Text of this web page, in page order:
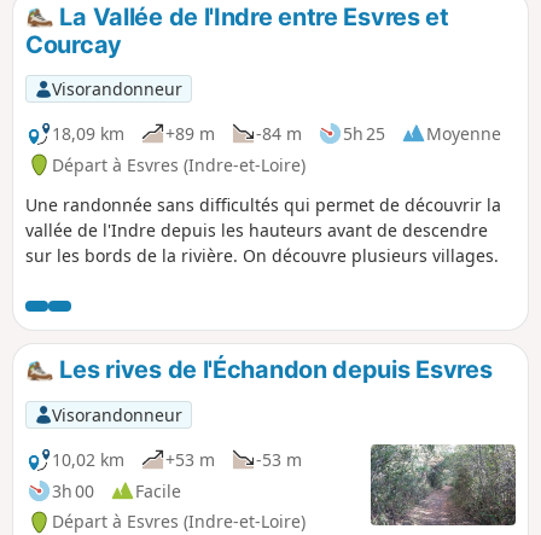
La Vallée de l'Indre entre Esvres et
Courcay
Visorandonneur
18,09 km
+89 m -84 m 5h 25
Moyenne
Départ à Esvres (Indre-et-Loire)
Une randonnée sans difficultés qui permet de découvrir la
vallée de l'Indre depuis les hauteurs avant de descendre
sur les bords de la rivière. On découvre plusieurs villages.
Les rives de l'Échandon depuis Esvres
Visorandonneur
10,02 km
+53 m
-53 m
3h 00
Facile
Départ à Esvres (Indre-et-Loire)